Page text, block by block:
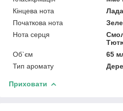
Кінцева нота
Початкова нота
Нота серця
Об`єм
65
Тип аромату
Приховати